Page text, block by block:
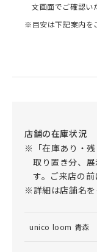
文画面でご確認い
※目安は下記案内を
店舗の在庫状況
※「在庫あり・
取り置き分、
す。ご来店の前
※詳細は店舗名を
unico loom 青森